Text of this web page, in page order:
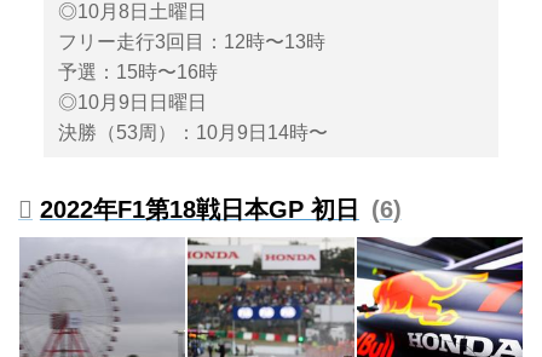
◎10月8日土曜日
フリー走行3回目：12時〜13時
予選：15時〜16時
◎10月9日日曜日
決勝（53周）：10月9日14時〜
2022年F1第18戦日本GP 初日 6